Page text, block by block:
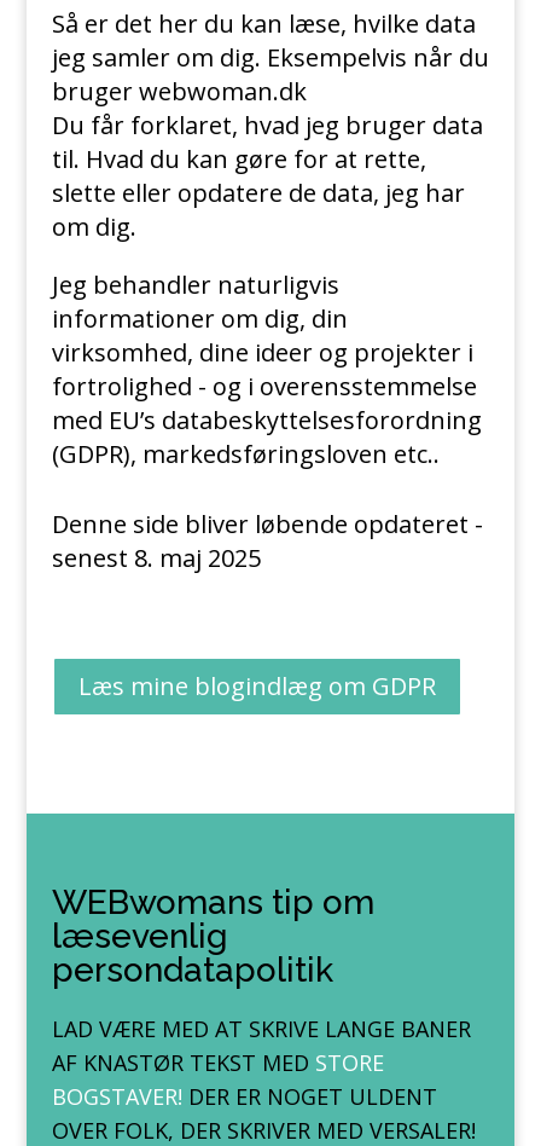
Så er det her du kan læse, hvilke data
jeg samler om dig. Eksempelvis når du
bruger webwoman.dk
Du får forklaret, hvad jeg bruger data
til. Hvad du kan gøre for at rette,
slette eller opdatere de data, jeg har
om dig.
Jeg behandler naturligvis
informationer om dig, din
virksomhed, dine ideer og projekter i
fortrolighed - og i overensstemmelse
med EU’s databeskyttelsesforordning
(GDPR), markedsføringsloven etc..
Denne side bliver løbende opdateret -
senest 8. maj 2025
Læs mine blogindlæg om GDPR
WEBwomans tip om
læsevenlig
persondatapolitik
LAD VÆRE MED AT SKRIVE LANGE BANER
AF KNASTØR TEKST MED STORE
BOGSTAVER! DER ER NOGET ULDENT
OVER FOLK, DER SKRIVER MED VERSALER!